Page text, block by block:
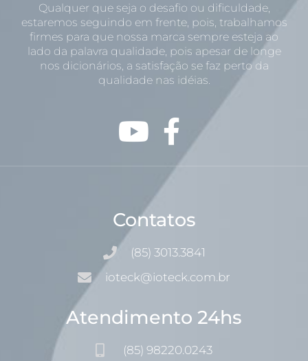
Qualquer que seja o desafio ou dificuldade,
estaremos seguindo em frente, pois, trabalhamos
firmes para que nossa marca sempre esteja ao
lado da palavra qualidade, pois apesar de longe
nos dicionários, a satisfação se faz perto da
qualidade nas idéias.
Contatos
(85) 3013.3841
ioteck@ioteck.com.br
Atendimento 24hs
(85) 98220.0243